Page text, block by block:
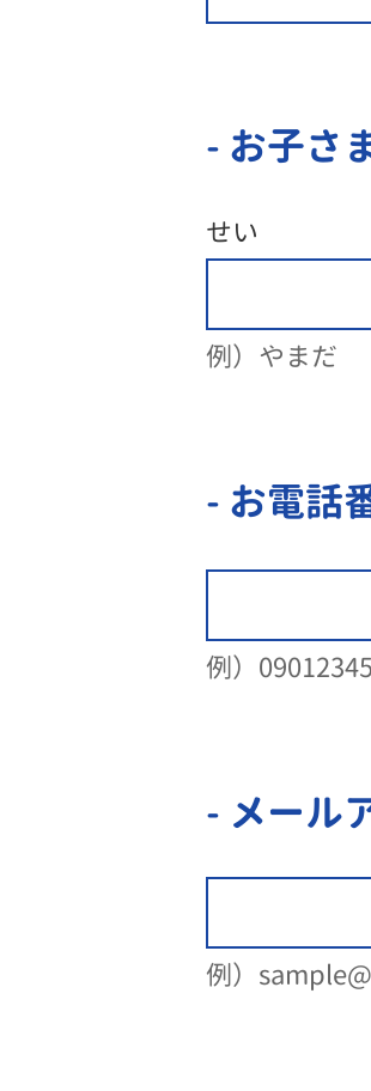
- お子さ
せい
例）やまだ
- お電話
例）
- メール
例）